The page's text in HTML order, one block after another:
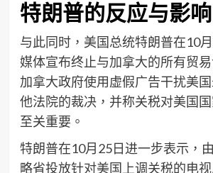
特朗普的反应与影响
与此同时，美国总统特朗普在10
媒体宣布终止与加拿大的所有贸
加拿大政府使用虚假广告干扰美
他法院的裁决，并称关税对美国
至关重要。
特朗普在10月25日进一步表示，
略省投放针对美国上调关税的电